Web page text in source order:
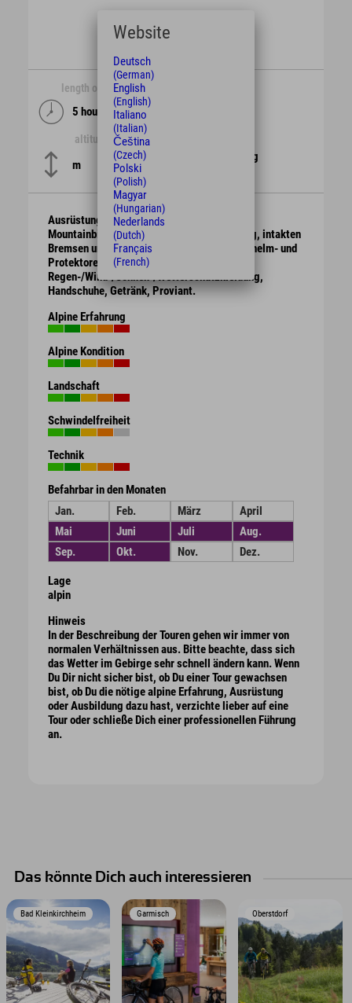
length of time
5 hours
altitude
m
schwierig
Ausrüstung
Mountainbike mit berggängiger Übersetzung, intakten
Bremsen und genügend Bremsbelag. Schutzhelm- und
Protektoren.
Regen-/Wind-/Sonnen-/Wetterschutzkleidung,
Handschuhe, Getränk, Proviant.
Alpine Erfahrung
Alpine Kondition
Landschaft
Schwindelfreiheit
Technik
Befahrbar in den Monaten
Jan.
Feb. März
April
Mai
Juni Juli
Aug.
Sep.
Okt. Nov. Dez.
Lage
alpin
Hinweis
In der Beschreibung der Touren gehen wir immer von
normalen Verhältnissen aus. Bitte beachte, dass sich
das Wetter im Gebirge sehr schnell ändern kann. Wenn
Du Dir nicht sicher bist, ob Du einer Tour gewachsen
bist, ob Du die nötige alpine Erfahrung, Ausrüstung
oder Ausbildung dazu hast, verzichte lieber auf eine
Tour oder schließe Dich einer professionellen Führung
an.
Das könnte Dich auch interessieren
Bad Kleinkirchheim Garmisch Oberstdorf
Website
Deutsch
(German)
English
(English)
Italiano
(Italian)
Čeština
(Czech)
Polski
(Polish)
Magyar
(Hungarian)
Nederlands
(Dutch)
Français
(French)